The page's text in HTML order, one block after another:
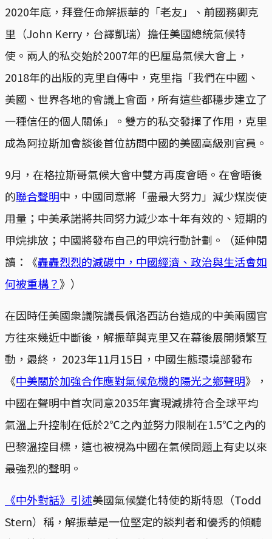
2020年底，拜登任命解振華的「老友」、前國務卿克
里（John Kerry，台譯凱瑞）擔任美國總統氣候特
使。兩人的私交始於2007年的巴厘島氣候大會上，
2018年的出版的克里自傳中，克里指「我們在中國、
美國、世界各地的會議上會面，所有這些都穩步建立了
一種信任的個人關係」。雙方的私交發揮了作用，克里
成為阿拉斯加會談後首位訪問中國的美國高級別官員。
9月，在格拉斯哥氣候大會中雙方再度會晤。在會晤後
的聯合聲明中，中國同意將「盡最大努力」減少煤炭使
用量；中美承諾將共同努力減少本十年有效的、短期的
甲烷排放；中國將發布自己的甲烷行動計劃。（延伸閱
讀：《轟轟烈烈的減碳中，中國經濟、政治與生活會如
何被重構？》）
在因時任美國衆議院議長佩洛西訪台造成的中美兩國官
方往來幾近中斷後，解振華與克里又在幕後展開頻繁互
動，最終， 2023年11月15日，中國生態環境部發布
《中美關於加強合作應對氣候危機的陽光之鄉聲明》，
中國在聲明中首次同意2035年實現減排符合全球平均
氣溫上升控制在低於2℃之內並努力限制在1.5℃之內的
巴黎溫控目標，這也被視為中國在氣候問題上有史以來
最強烈的聲明。
《中外對話》引述美國氣候變化特使的斯特恩（Todd
Stern）稱，解振華是一位堅定的談判者和優秀的傾聽